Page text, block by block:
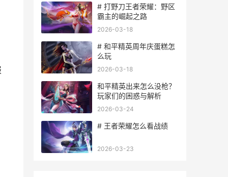
# 打野刀王者荣耀：野区
霸主的崛起之路
2026-03-18
# 和平精英周年庆蛋糕怎
么玩
2026-03-18
和平精英出来怎么没枪？
玩家们的困惑与解析
2026-03-24
# 王者荣耀怎么看战绩
2026-03-23